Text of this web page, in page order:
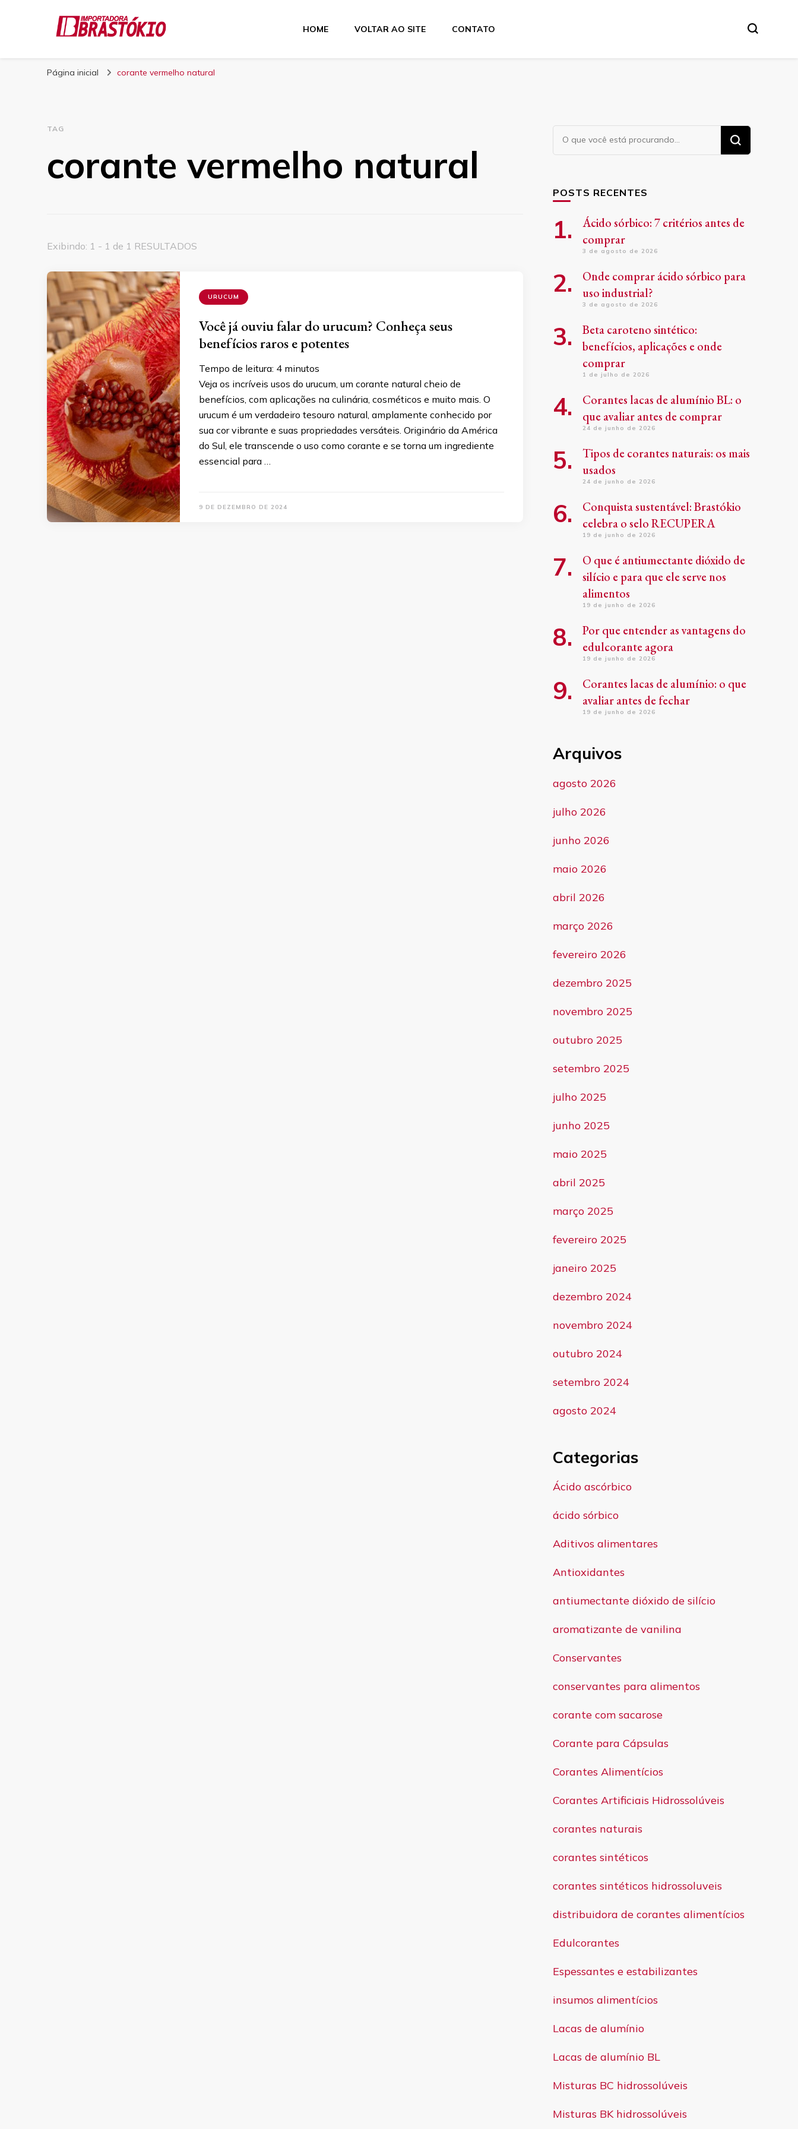
Blog Brastokio
HOME VOLTAR AO SITE CONTATO
Página inicial corante vermelho natural
TAG
corante vermelho natural
Exibindo: 1 - 1 de 1 RESULTADOS
URUCUM
Você já ouviu falar do urucum? Conheça seus
benefícios raros e potentes
Tempo de leitura: 4 minutos
Veja os incríveis usos do urucum, um corante natural cheio de
benefícios, com aplicações na culinária, cosméticos e muito mais. O
urucum é um verdadeiro tesouro natural, amplamente conhecido por
sua cor vibrante e suas propriedades versáteis. Originário da América
do Sul, ele transcende o uso como corante e se torna um ingrediente
essencial para …
9 DE DEZEMBRO DE 2024
Procurando
algo?
POSTS RECENTES
Ácido sórbico: 7 critérios antes de
comprar
3 de agosto de 2026
Onde comprar ácido sórbico para
uso industrial?
3 de agosto de 2026
Beta caroteno sintético:
benefícios, aplicações e onde
comprar
1 de julho de 2026
Corantes lacas de alumínio BL: o
que avaliar antes de comprar
24 de junho de 2026
Tipos de corantes naturais: os mais
usados
24 de junho de 2026
Conquista sustentável: Brastókio
celebra o selo RECUPERA
19 de junho de 2026
O que é antiumectante dióxido de
silício e para que ele serve nos
alimentos
19 de junho de 2026
Por que entender as vantagens do
edulcorante agora
19 de junho de 2026
Corantes lacas de alumínio: o que
avaliar antes de fechar
19 de junho de 2026
Arquivos
agosto 2026
julho 2026
junho 2026
maio 2026
abril 2026
março 2026
fevereiro 2026
dezembro 2025
novembro 2025
outubro 2025
setembro 2025
julho 2025
junho 2025
maio 2025
abril 2025
março 2025
fevereiro 2025
janeiro 2025
dezembro 2024
novembro 2024
outubro 2024
setembro 2024
agosto 2024
Categorias
Ácido ascórbico
ácido sórbico
Aditivos alimentares
Antioxidantes
antiumectante dióxido de silício
aromatizante de vanilina
Conservantes
conservantes para alimentos
corante com sacarose
Corante para Cápsulas
Corantes Alimentícios
Corantes Artificiais Hidrossolúveis
corantes naturais
corantes sintéticos
corantes sintéticos hidrossoluveis
distribuidora de corantes alimentícios
Edulcorantes
Espessantes e estabilizantes
insumos alimentícios
Lacas de alumínio
Lacas de alumínio BL
Misturas BC hidrossolúveis
Misturas BK hidrossolúveis